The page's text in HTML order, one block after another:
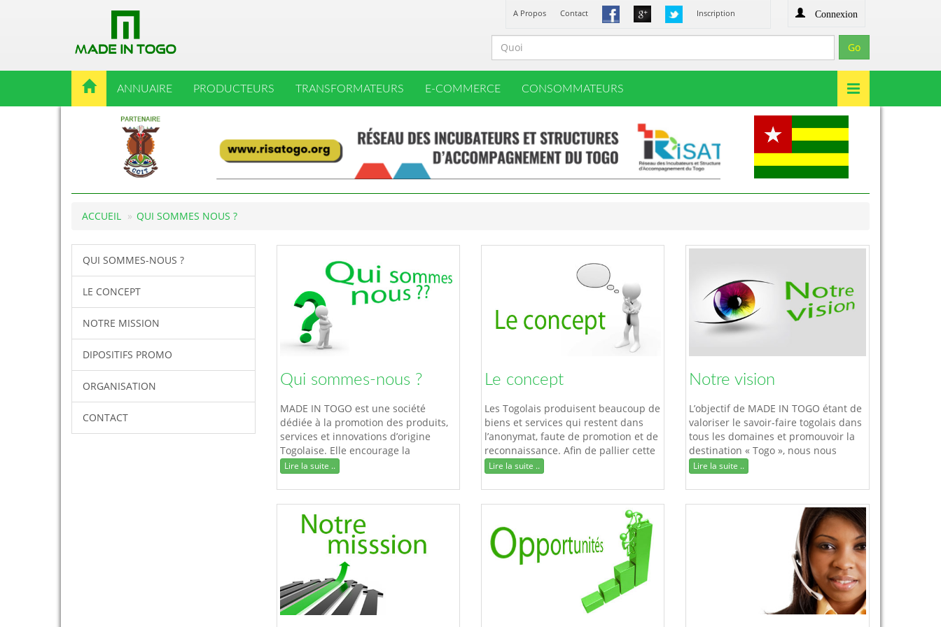
A Propos Contact Inscription Connexion
ANNUAIRE PRODUCTEURS TRANSFORMATEURS E-COMMERCE CONSOMMATEURS
ACCUEIL QUI SOMMES NOUS ?
QUI SOMMES-NOUS ?
LE CONCEPT
NOTRE MISSION
DIPOSITIFS PROMO
ORGANISATION
CONTACT
Qui sommes-nous ?
MADE IN TOGO est une société
dédiée à la promotion des produits,
services et innovations d’origine
Togolaise. Elle encourage la
consommation locale et s’évertue à
Lire la suite ..
Le concept
Les Togolais produisent beaucoup de
biens et services qui restent dans
l’anonymat, faute de promotion et de
reconnaissance. Afin de pallier cette
insuffisance nous avons conçu...
Lire la suite ..
Notre vision
L’objectif de MADE IN TOGO étant de
valoriser le savoir-faire togolais dans
tous les domaines et promouvoir la
destination « Togo », nous nous
sommes assignés les missions
Lire la suite ..